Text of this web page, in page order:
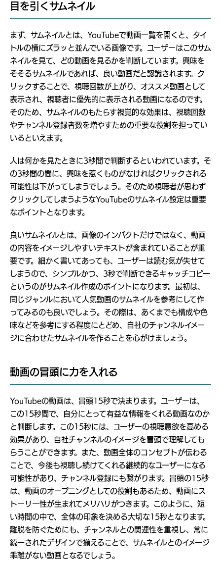
目を引くサムネイル
まず、サムネイルとは、YouTubeで動画一覧を開くと、タイ
トルの横にズラッと並んでいる画像です。ユーザーはこのサム
ネイルを見て、どの動画を見るかを判断しています。興味を
そそるサムネイルであれば、良い動画だと認識されます。ク
リックすることで、視聴回数が上がり、オススメ動画として
表示され、視聴者に優先的に表示される動画になるのです。
そのため、サムネイルのもたらす視覚的な効果は、視聴回数
やチャンネル登録者数を増やすための重要な役割を担ってい
いるといえます。
人は何かを見たときに3秒間で判断するといわれています。そ
の3秒間の間に、興味を惹くものがなければクリックされる
可能性は下がってしまうでしょう。そのため視聴者が思わず
クリックしてしまうようなYouTubeのサムネイル設定は重要
なポイントとなります。
良いサムネイルとは、画像のインパクトだけではなく、動画
の内容をイメージしやすいテキストが含まれていることが重
要です。細かく書いてあっても、ユーザーは読む気が失せて
しまうので、シンプルかつ、3秒で判断できるキャッチコピー
というのがサムネイル作成のポイントになります。最初は、
同じジャンルにおいて人気動画のサムネイルを参考にして作
ってみるのも良いでしょう。その際は、あくまでも構成や色
味などを参考にする程度にとどめ、自社のチャンネルイメー
ジに合わせたサムネイルを作ることを心がけましょう。
動画の冒頭に力を入れる
YouTubeの動画は、冒頭15秒で決まります。ユーザーは、
この15秒間で、自分にとって有益な情報をくれる動画なのか
と判断します。この15秒には、ユーザーの視聴意欲を高める
効果があり、自社チャンネルのイメージを冒頭で理解しても
らうことができます。また、動画全体のコンセプトが伝わる
ことで、今後も視聴し続けてくれる継続的なユーザーになる
可能性があり、チャンネル登録にも繋がります。冒頭の15秒
は、動画のオープニングとしての役割もあるため、動画にス
トーリー性が生まれてメリハリがつきます。このように、短
い時間の中で、全体の印象を決める大切な15秒となります。
離脱を防ぐためにも、チャンネルとの関連性を重視し、常に
統一されたデザインで揃えることで、サムネイルとのイメージ
乖離がない動画となるでしょう。